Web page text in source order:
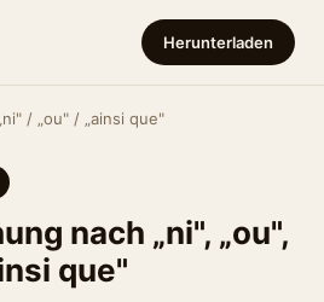
Herunterladen
/ „ou" / „ainsi que"
nach „ni", „ou",
que"